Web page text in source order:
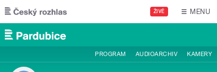
Přejít k hlavnímu obsahu
ŽIVĚ MENU
PROGRAM AUDIOARCHIV KAMERY